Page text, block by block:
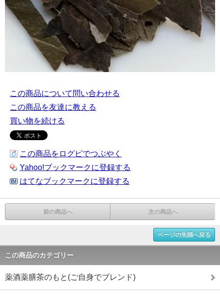
この商品について問い合わせる
この商品を友達に教える
買い物を続ける
この商品をログピでつぶやく
Yahoo!ブックマークに登録する
はてなブックマークに登録する
前の商品へ 次の商品へ
ページの先頭へ戻る
この商品のカテゴリー
薬酒薬膳茶のもと(ご自身でブレンド)